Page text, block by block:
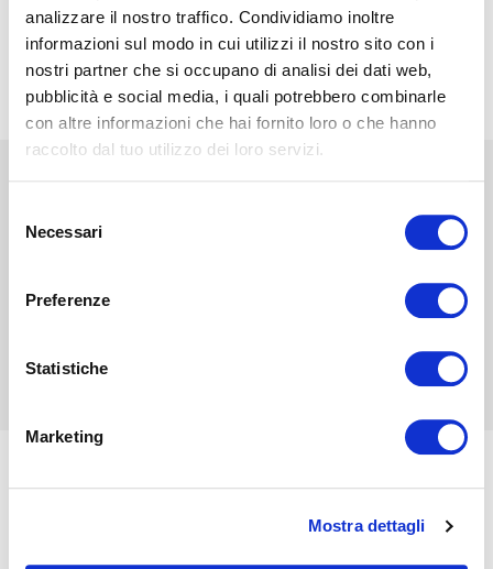
analizzare il nostro traffico. Condividiamo inoltre
informazioni sul modo in cui utilizzi il nostro sito con i
nostri partner che si occupano di analisi dei dati web,
pubblicità e social media, i quali potrebbero combinarle
con altre informazioni che hai fornito loro o che hanno
raccolto dal tuo utilizzo dei loro servizi.
delNecessari
Preferenze
Statistiche
Marketing
Mostra dettagli
DESCARGAR CERTIFICADO
DESCARGAR NUESTRA POLÍTICA QSA
La certificación OEKO-TEX® CLASS I
tóxicas y nocivas para el ser humano y el
OEKO-TEX® STeP
(Sustainable Textile Production)